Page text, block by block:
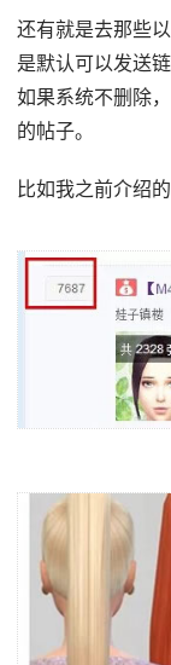
还有就是去那些
是默认可以发送
如果系统不删除
的帖子。
比如我之前介绍